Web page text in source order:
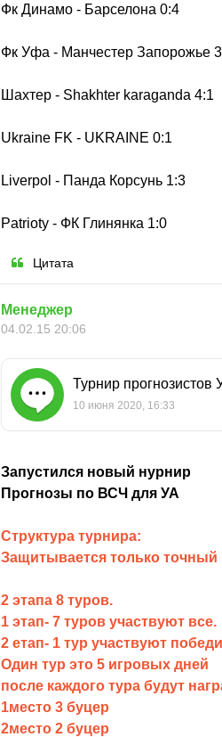
Фк Динамо - Барселона 0:4
Фк Уфа - Манчестер Запорожье
Шахтер - Shakhter karaganda 4:1
Ukraine FK - UKRAINE 0:1
Liverpol - Панда Корсунь 1:3
Patrioty - ФК Глинянка 1:0
Цитата
Менеджер
04.02.15 20:06
Турнир прогнозистов
10 июня 2020, 16:33
Запустился новый нурнир
Прогнозы по ВСЧ для УА
Структура турнира:
Защитывается только точный
2 этапа 8 туров.
1 этап- 7 туров участвуют все.
2 етап- 1 тур участвуют
Один тур это 5 игровых дней
после каждого тура будут
1место 3 буцер
2место 2 буцер